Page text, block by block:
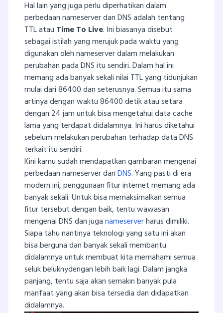
Hal lain yang juga perlu diperhatikan dalam
perbedaan nameserver dan DNS adalah tentang
TTL atau Time To Live. Ini biasanya disebut
sebagai istilah yang merujuk pada waktu yang
digunakan oleh nameserver dalam melakukan
perubahan pada DNS itu sendiri. Dalam hal ini
memang ada banyak sekali nilai TTL yang tidunjukan
mulai dari 86400 dan seterusnya. Semua itu sama
artinya dengan waktu 86400 detik atau setara
dengan 24 jam untuk bisa mengetahui data cache
lama yang terdapat didalamnya. Ini harus diketahui
sebelum melakukan perubahan terhadap data DNS
terkait itu sendiri.
Kini kamu sudah mendapatkan gambaran mengenai
perbedaan nameserver danDNS. Yang pasti di era
modern ini, penggunaan fitur internet memang ada
banyak sekali. Untuk bisa memaksimalkan semua
fitur tersebut dengan baik, tentu wawasan
mengenai DNS dan juganameserverharus dimiliki.
Siapa tahu nantinya teknologi yang satu ini akan
bisa berguna dan banyak sekali membantu
didalamnya untuk membuat kita memahami semua
seluk beluknydengan lebih baik lagi. Dalam jangka
panjang, tentu saja akan semakin banyak pula
manfaat yang akan bisa tersedia dan didapatkan
didalamnya.